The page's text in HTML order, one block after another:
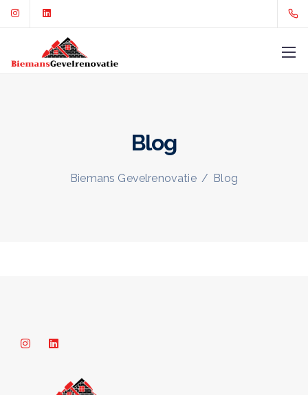
Blog
Biemans Gevelrenovatie / Blog